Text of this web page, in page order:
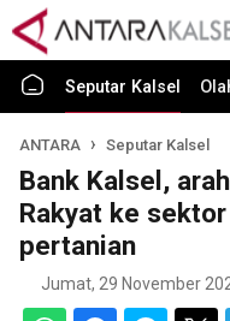
Seputar Kalsel
ANTARA Seputar Kalsel
Bank Kalsel,
Rakyat ke
pertanian
Jumat, 29 November